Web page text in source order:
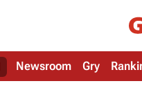
Newsroom Gry